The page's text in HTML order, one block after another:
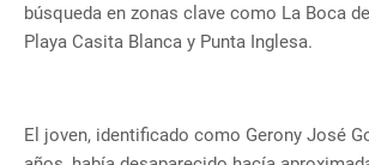
búsqueda en zonas clave como La Boca
Playa Casita Blanca y Punta Inglesa.
El joven, identificado como Gerony José